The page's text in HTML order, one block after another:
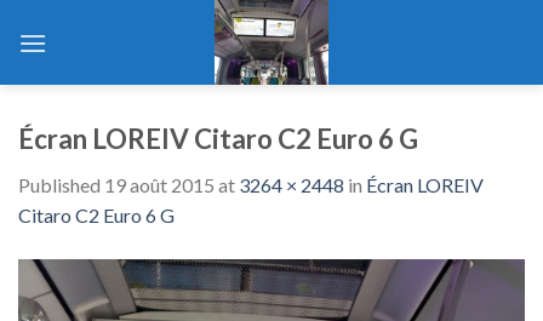
Écran LOREIV Citaro C2 Euro 6 G
Published 19 août 2015 at 3264 × 2448 in Écran LOREIV
Citaro C2 Euro 6 G